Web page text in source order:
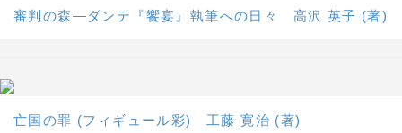
審判の森―ダンテ『饗宴』執筆への日々 高沢 英子 (著)
亡国の罪 (フィギュール彩) 工藤 寛治 (著)